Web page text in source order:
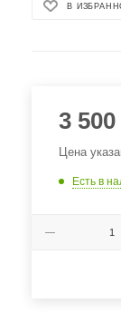
В
3 500
Цена
Есть в